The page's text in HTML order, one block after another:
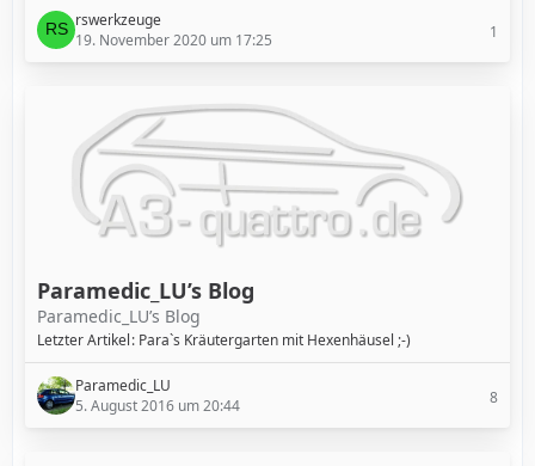
rswerkzeuge
19. November 2020 um 17:25
1
Paramedic_LU’s Blog
Paramedic_LU’s Blog
Letzter Artikel Para`s Kräutergarten mit Hexenhäusel ;-)
Paramedic_LU
5. August 2016 um 20:44
8